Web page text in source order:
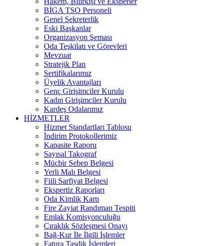
BİGA TSO Personeli
Genel Sekreterlik
Eski Başkanlar
Organizasyon Şeması
Oda Teşkilatı ve Görevleri
Mevzuat
Stratejik Plan
Sertifikalarımız
Üyelik Avantajları
Genç Girişimciler Kurulu
Kadın Girişimciler Kurulu
Kardeş Odalarımız
HİZMETLER
Hizmet Standartları Tablosu
İndirim Protokollerimiz
Kapasite Raporu
Sayısal Takograf
Mücbir Sebep Belgesi
Yerli Malı Belgesi
Fiili Sarfiyat Belgesi
Ekspertiz Raporları
Oda Kimlik Kartı
Fire Zayiat Randıman Tespiti
Emlak Komisyonculuğu
Çıraklık Sözleşmesi Onayı
Bağ-Kur İle İlgili İşlemler
Fatura Tasdik İşlemleri